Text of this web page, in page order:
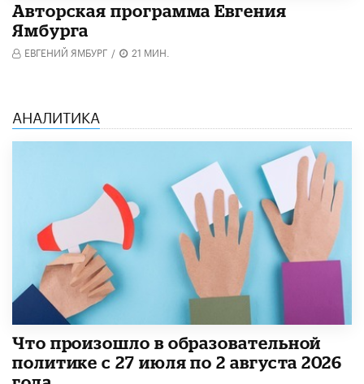
Авторская программа Евгения
Ямбурга
ЕВГЕНИЙ ЯМБУРГ / 21 МИН.
АНАЛИТИКА
​Что произошло в образовательной
политике с 27 июля по 2 августа 2026